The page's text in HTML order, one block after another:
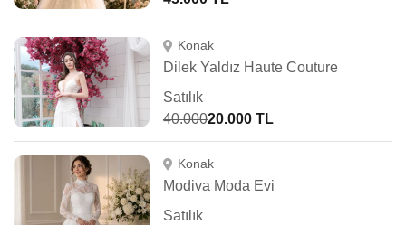
Konak
Dilek Yaldız Haute Couture
Satılık
40.00020.000 TL
Konak
Modiva Moda Evi
Satılık